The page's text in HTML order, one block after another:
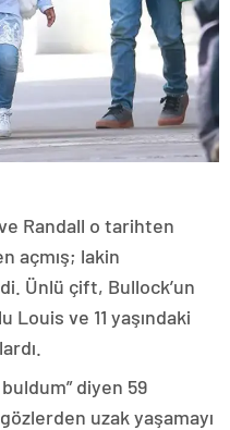
Randall o tarihten
açmış; lakin
Ünlü çift, Bullock’un
Louis ve 11 yaşındaki
buldum” diyen 59
uzak yaşamayı